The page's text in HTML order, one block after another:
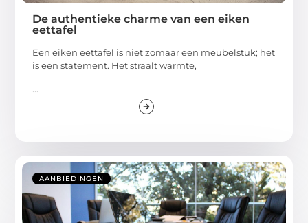
De authentieke charme van een eiken
eettafel
Een eiken eettafel is niet zomaar een meubelstuk; het
is een statement. Het straalt warmte,
...
AANBIEDINGEN